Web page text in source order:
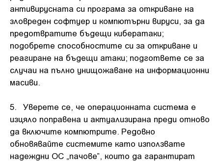
антивирусната си програма за откриване на
зловреден софтуер и компютърни вируси, за да
предотвратите бъдещи кибератаки;
подобрете способностите си за откриване и
реагиране на бъдещи атаки; подгответе се за
случаи на пълно унищожаване на информационни
масиви.
5. Уверете се, че операционната система е
изцяло поправена и актуализирана преди отново
да включите компютрите. Редовно
обновявайте системите като използвате
надеждни ОС „пачове”, които да гарантират